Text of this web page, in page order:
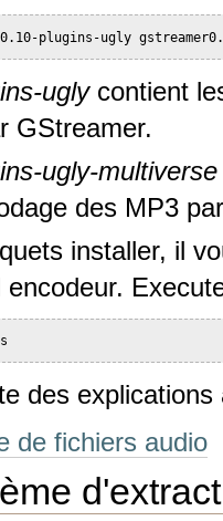
plugins-ugly
uglycontient
GStreamer.
ugly-multiverse
des MP3
installer, il
des
de fichiers audio